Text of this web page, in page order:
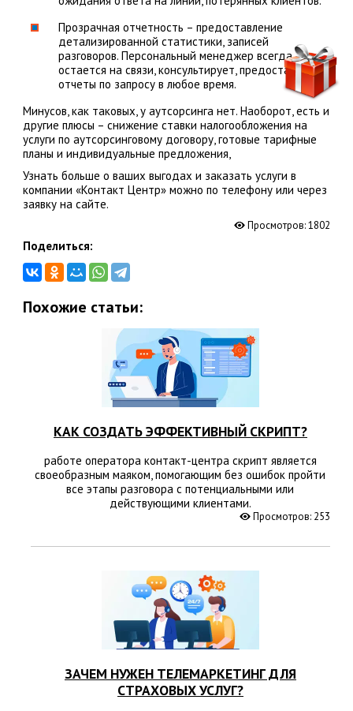
Прозрачная отчетность – предоставление
детализированной статистики, записей
разговоров. Персональный менеджер всегда
остается на связи, консультирует, предоставляет
отчеты по запросу в любое время.
Минусов, как таковых, у аутсорсинга нет. Наоборот, есть и
другие плюсы – снижение ставки налогообложения на
услуги по аутсорсинговому договору, готовые тарифные
планы и индивидуальные предложения,
Узнать больше о ваших выгодах и заказать услуги в
компании «Контакт Центр» можно по телефону или через
заявку на сайте.
Просмотров:1802
Поделиться:
Похожие статьи:
КАК СОЗДАТЬ ЭФФЕКТИВНЫЙ СКРИПТ?
работе оператора контакт-центра скрипт является
своеобразным маяком, помогающим без ошибок пройти
все этапы разговора с потенциальными или
действующими клиентами.
Просмотров: 253
ЗАЧЕМ НУЖЕН ТЕЛЕМАРКЕТИНГ ДЛЯ
СТРАХОВЫХ УСЛУГ?